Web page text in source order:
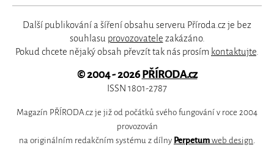
Další publikování a šíření obsahu serveru Příroda.cz je bez
souhlasu provozovatele zakázáno.
Pokud chcete nějaký obsah převzít tak nás prosím kontaktujte
© 2004 - 2026PŘÍRODA.cz
ISSN 1801-2787
Magazín PŘÍRODA.cz je již od počátků svého fungování v roce 2004
provozován
na originálním redakčním systému z dílny Perpetum web design.